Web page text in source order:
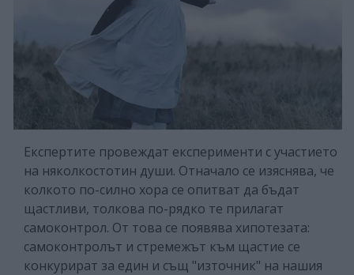
Експертите провеждат експерименти с участието
на няколкостотин души. Отначало се изяснява, че
колкото по-силно хора се опитват да бъдат
щастливи, толкова по-рядко те прилагат
самоконтрол. От това се появява хипотезата:
самоконтролът и стремежът към щастие се
конкурират за един и същ "източник" на нашия